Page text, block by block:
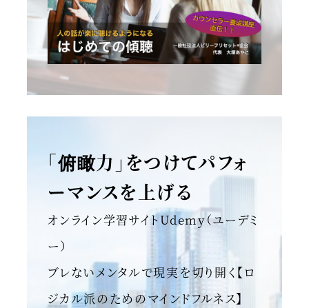
「俯瞰力」をつけてパフォ
ーマンスを上げる
オンライン学習サイトUdemy（ユーデミ
ー）
ブレないメンタルで現実を切り開く【ロ
ジカル派のためのマインドフルネス】